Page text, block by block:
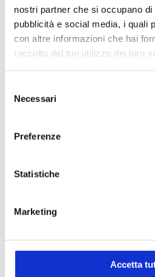
nostri partner che si occupano
pubblicità e social media, i quali
con altre informazioni che hai
raccolto dal tuo utilizzo dei loro
delNecessari
Preferenze
Statistiche
Marketing
Accetta